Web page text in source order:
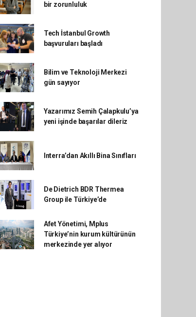
bir zorunluluk
Tech İstanbul Growth
başvuruları başladı
Bilim ve Teknoloji Merkezi
gün sayıyor
Yazarımız Semih Çalapkulu’ya
yeni işinde başarılar dileriz
Interra’dan Akıllı Bina Sınıfları
De Dietrich BDR Thermea
Group ile Türkiye’de
Afet Yönetimi, Mplus
Türkiye’nin kurum kültürünün
merkezinde yer alıyor